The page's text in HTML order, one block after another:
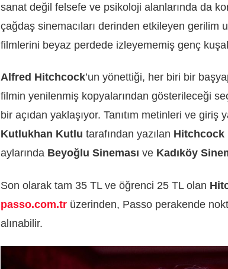
sanat değil felsefe ve psikoloji alanlarında da
çağdaş sinemacıları derinden etkileyen gerilim
filmlerini beyaz perdede izleyememiş genç
Alfred Hitchcock’un yönettiği, her biri bir
filmin yenilenmiş kopyalarından gösterileceği
bir açıdan yaklaşıyor. Tanıtım metinleri ve giriş
Kutlukhan Kutlu tarafından yazılan Hitchcock
aylarında Beyoğlu Sineması ve Kadıköy
Son olarak tam 35 TL ve öğrenci 25 TL olan
passo.com.tr üzerinden, Passo perakende
alınabilir.